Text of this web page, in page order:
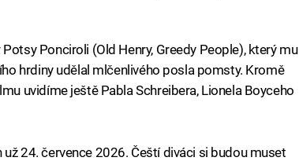
Ponciroli (Old Henry, Greedy People), který mu
hrdiny udělal mlčenlivého posla pomsty. Kromě
uvidíme ještě Pabla Schreibera, Lionela Boyceho
24. července 2026. Čeští diváci si budou muset